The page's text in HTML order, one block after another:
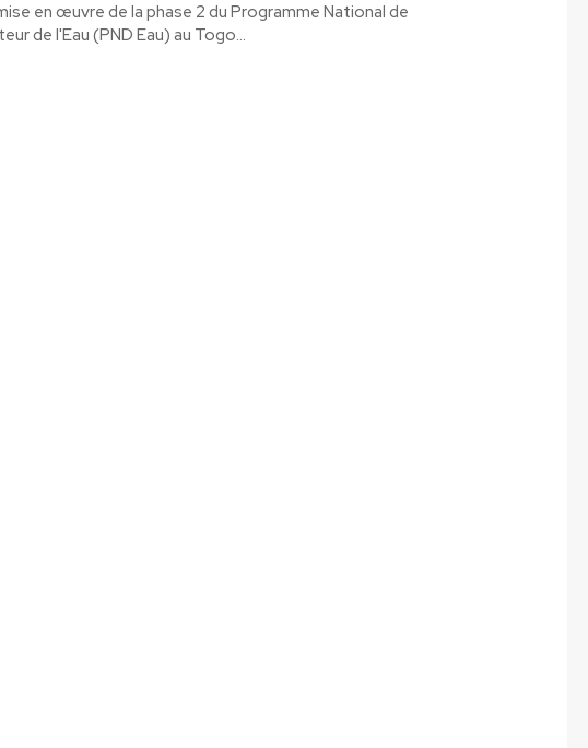
en œuvre de la phase 2 du Programme National de
de l'Eau (PND Eau) au Togo...